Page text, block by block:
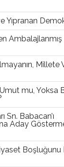
Yıpranan
Millete
mu, Yoksa
Sn. Babacan’ı
Aday
Boşluğunu